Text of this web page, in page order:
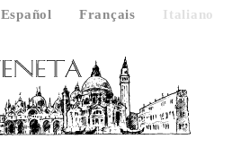
Español Français
Italiano